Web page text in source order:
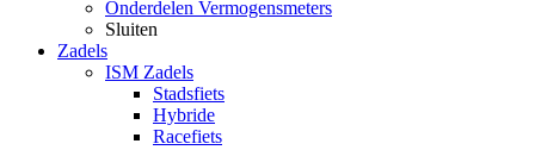
Onderdelen Vermogensmeters
Sluiten
Zadels
ISM Zadels
Stadsfiets
Hybride
Racefiets